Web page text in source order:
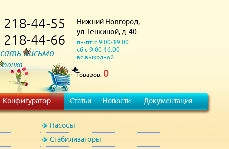
218-44-55
218-44-66
письмо
Нижний Новгород,
ул. Генкиной, д. 40
пн-пт с 9:00-19:00
сб с 9:00-16:00
вс выходной
Товаров: 0
Конфигуратор Статьи Новости Документация
Насосы
Стабилизаторы